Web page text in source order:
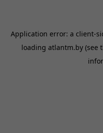
Application error: a client-
loading atlantm.by (see